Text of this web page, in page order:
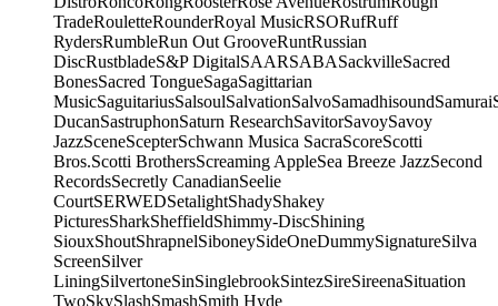
TradeRouletteRounderRoyal MusicRSORufRuff
RydersRumbleRun Out GrooveRuntRussian
DiscRustbladeS&P DigitalSAARSABASackvilleSacred
BonesSacred TongueSagaSagittarian
MusicSaguitariusSalsoulSalvationSalvoSamadhisoundSamurai
DucanSastruphonSaturn ResearchSavitorSavoySavoy
JazzSceneScepterSchwann Musica SacraScoreScotti
Bros.Scotti BrothersScreaming AppleSea Breeze JazzSecond
RecordsSecretly CanadianSeelie
CourtSERWEDSetalightShadyShakey
PicturesSharkSheffieldShimmy-DiscShining
SiouxShoutShrapnelSiboneySideOneDummySignatureSilva
ScreenSilver
LiningSilvertoneSinSinglebrookSintezSireSireenaSituation
TwoSkySlashSmashSmith Hyde